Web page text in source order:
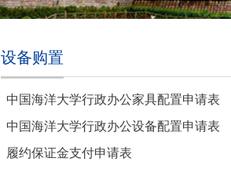
设备购置
中国海洋大学行政办公家具配置申请表
中国海洋大学行政办公设备配置申请表
履约保证金支付申请表